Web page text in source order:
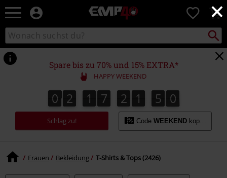
×
EMP
Merchandise
-
Shop
Rock
&
Entertainment
0
Katalog
durchsuchen
suchen
Spare bis zu 70% und 15% EXTRA*
HAPPY WEEKEND
0
0 2
2 1
1 7
7 2
2 1
1 4
5
4 8
9
8
0
9
Schlag zu! Code WEEKEND kopieren
Frauen Bekleidung T-Shirts & Tops (2426)